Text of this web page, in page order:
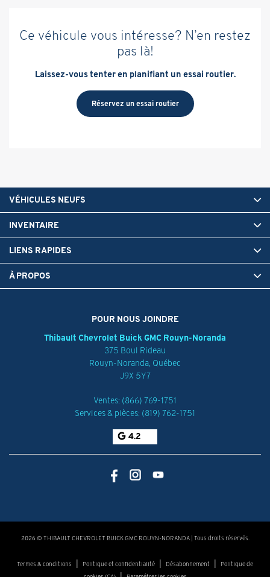
Ce véhicule vous intéresse? N’en restez
pas là!
Laissez-vous tenter en planifiant un essai routier.
Réservez un essai routier
POUR NOUS JOINDRE
Thibault Chevrolet Buick GMC Rouyn-Noranda
375 Boul Rideau
Rouyn-Noranda, Québec
J9X 5Y7
Ventes: (866) 769-1751
Services & pièces: (819) 762-1751
4.2
VÉHICULES NEUFS
INVENTAIRE
LIENS RAPIDES
À PROPOS
2026 © THIBAULT CHEVROLET BUICK GMC ROUYN-NORANDA| Tous droits réservés.
Termes & conditions | Politique et confidentialité | Désabonnement |
Politique de